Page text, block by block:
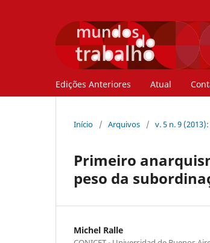
Edições Anteriores Atual
Início / Arquivos / v. 5 n. 9
Primeiro
peso da
Michel Ralle